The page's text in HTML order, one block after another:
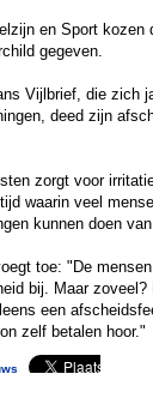
en Sport
gegeven.
Vijlbrief, die zich
deed zijn
zorgt voor
waarin veel
kunnen doen
toe: "De
bij. Maar
een
zelf betalen hoor."